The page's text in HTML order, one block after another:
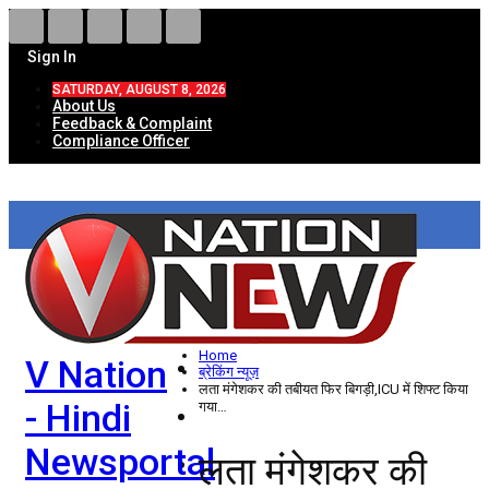
Sign In
SATURDAY, AUGUST 8, 2026
About Us
Feedback & Complaint
Compliance Officer
V Nation
- Hindi
Newsportal
HOME
ताज़ा खबरें
देश
विदेश
राज्य
उत्तर प्रदेश
Home
ब्रेकिंग न्यूज़
लता मंगेशकर की तबीयत फिर बिगड़ी,ICU में शिफ्ट किया
गया…
लता मंगेशकर की